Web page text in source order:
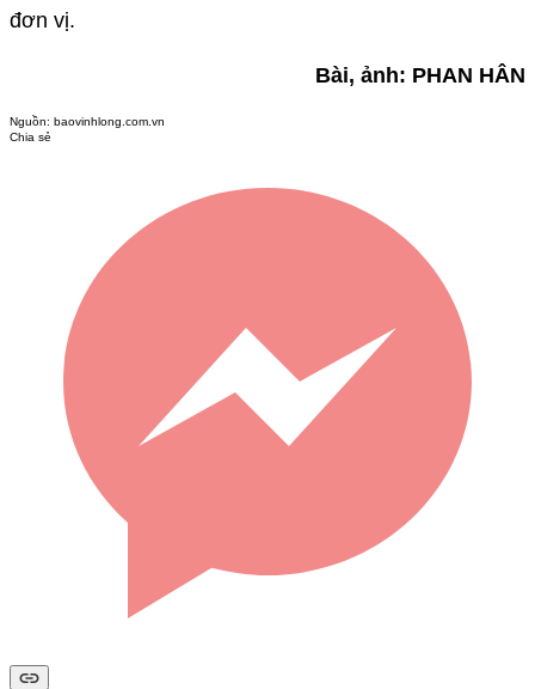
đơn vị.
Bài, ảnh: PHAN HÂN
Nguồn: baovinhlong.com.vn
Chia sẻ